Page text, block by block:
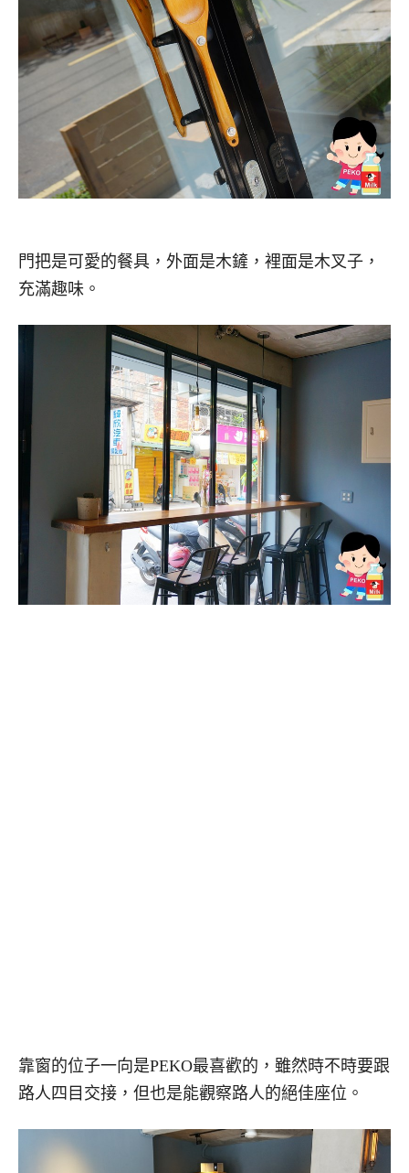
門把是可愛的餐具，外面是木鏟，裡面是木叉子，
充滿趣味。
靠窗的位子一向是PEKO最喜歡的，雖然時不時要跟
路人四目交接，但也是能觀察路人的絕佳座位。